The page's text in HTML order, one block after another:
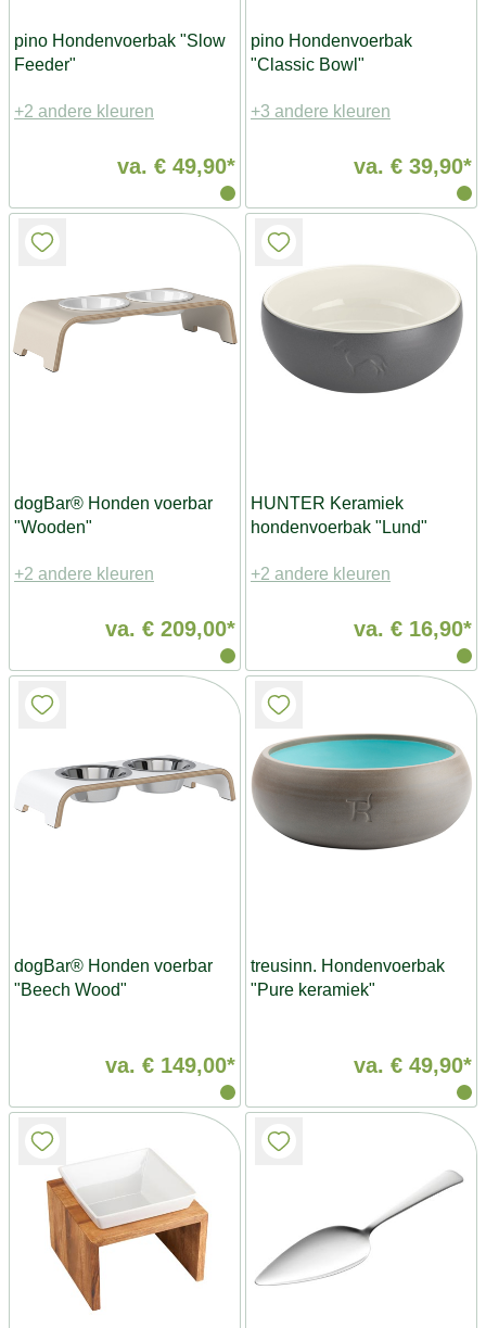
pino Hondenvoerbak "Slow
Feeder"
+2 andere kleuren
va. € 49,90*
pino Hondenvoerbak
"Classic Bowl"
+3 andere kleuren
va. € 39,90*
dogBar® Honden voerbar
"Wooden"
+2 andere kleuren
va. € 209,00*
HUNTER Keramiek
hondenvoerbak "Lund"
+2 andere kleuren
va. € 16,90*
dogBar® Honden voerbar
"Beech Wood"
va. € 149,00*
treusinn. Hondenvoerbak
"Pure keramiek"
va. € 49,90*